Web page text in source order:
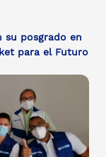
su posgrado en
para el Futuro